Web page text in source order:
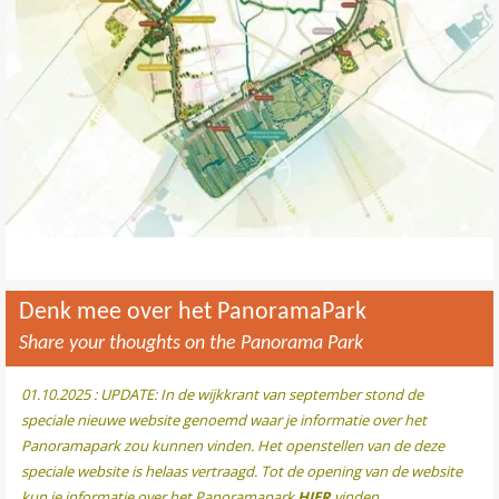
Denk mee over het PanoramaPark
Share your thoughts on the Panorama Park
01.10.2025 : UPDATE: In de wijkkrant van september stond de
speciale nieuwe website genoemd waar je informatie over het
Panoramapark zou kunnen vinden. Het openstellen van de deze
speciale website is helaas vertraagd. Tot de opening van de website